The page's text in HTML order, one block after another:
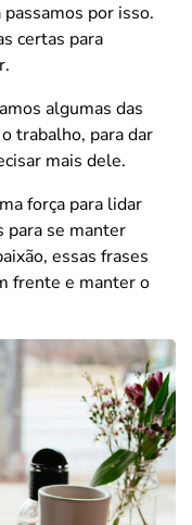
por isso.
certas para
algumas das
trabalho, para dar
mais dele.
força para lidar
se manter
essas frases
frente e manter o